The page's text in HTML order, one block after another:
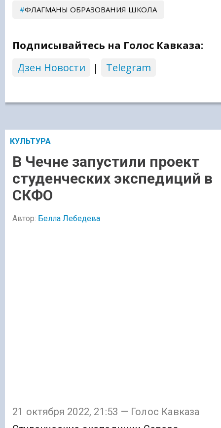
ФЛАГМАНЫ ОБРАЗОВАНИЯ ШКОЛА
Подписывайтесь на Голос Кавказа:
Дзен Новости
| Telegram
КУЛЬТУРА
В Чечне запустили проект
студенческих экспедиций в
СКФО
Автор: Белла Лебедева
21 октября 2022, 21:53 — Голос Кавказа